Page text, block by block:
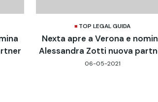
TOP LEGAL GUIDA
Nexta apre a Verona e
Alessandra Zotti nuova
06-05-2021